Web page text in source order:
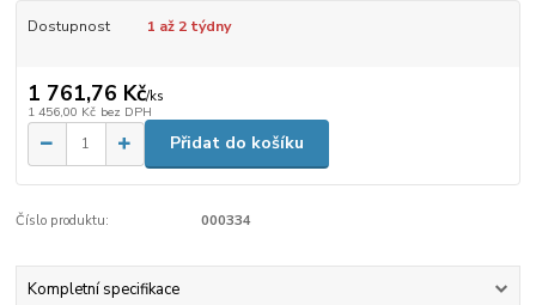
Dostupnost 1 až 2 týdny
1 761,76 Kč/ks
1 456,00 Kč bez DPH
Přidat do košíku
Číslo produktu: 000334
Kompletní specifikace